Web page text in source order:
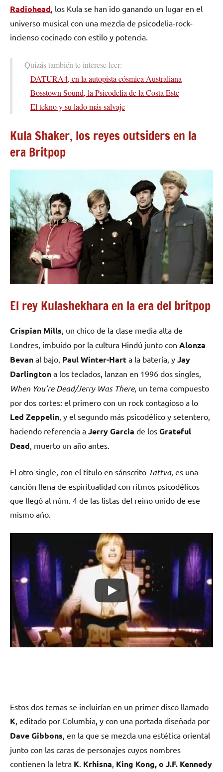
Radiohead , los Kula se han ido ganando un lugar en el
universo musical con una mezcla de psicodelia-rock-
incienso cocinado con estilo y potencia.
Quizás también te interese leer:
–DATURA4, en la autopista cósmica Australiana
–Bosstown Sound, la Psicodelia de la Costa Este
–El tekno y su lado más salvaje
Kula Shaker, los reyes outsiders en la
era Britpop
El rey Kulashekhara en la era del britpop
Crispian Mills , un chico de la clase media alta de
Londres, imbuido por la cultura Hindú junto con Alonza
Bevan al bajo, Paul Winter-Hart a la batería, y Jay
Darlington a los teclados, lanzan en 1996 dos singles,
When You’re Dead/Jerry Was There, un tema compuesto
por dos cortes: el primero con un rock contagioso a lo
Led Zeppelin , y el segundo más psicodélico y setentero,
haciendo referencia a Jerry Garcia de los Grateful
Dead , muerto un año antes.
El otro single, con el título en sánscrito Tattva, es una
canción llena de espiritualidad con ritmos psicodélicos
que llegó al núm. 4 de las listas del reino unido de ese
mismo año.
Estos dos temas se incluirían en un primer disco llamado
K , editado por Columbia, y con una portada diseñada por
Dave Gibbons , en la que se mezcla una estética oriental
junto con las caras de personajes cuyos nombres
contienen la letra K Krhisna King Kong, o J.F. Kennedy